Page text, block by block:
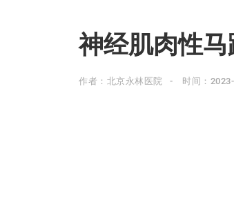
神经肌肉性
作者：北京永林医院 时间：